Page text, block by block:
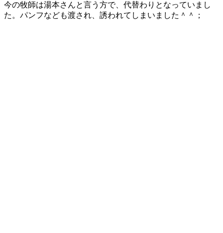
今の牧師は湯本さんと言う方で、代替わりとなっていまし
た。パンフなども渡され、誘われてしまいました＾＾；